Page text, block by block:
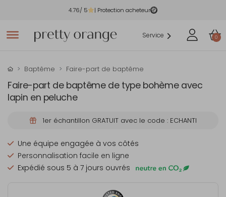
4.76/ 5 | Protection acheteur
Service 0
Baptême Faire-part de baptême
Faire-part de baptême de type bohème avec
lapin en peluche
1er échantillon GRATUIT avec le code : ECHANTI
Une équipe engagée à vos côtés
Personnalisation facile en ligne
Expédié sous 5 à 7 jours ouvrés